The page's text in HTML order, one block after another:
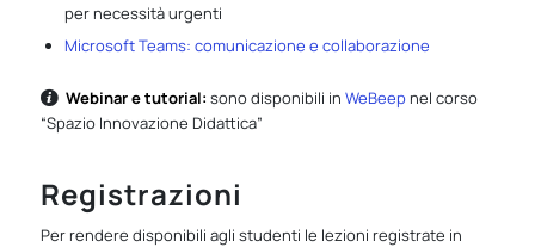
per necessità urgenti
Microsoft Teams: comunicazione e collaborazione
Webinar e tutorial:sono disponibili inWeBeep nel corso
“Spazio Innovazione Didattica”
Registrazioni
Per rendere disponibili agli studenti le lezioni registrate in